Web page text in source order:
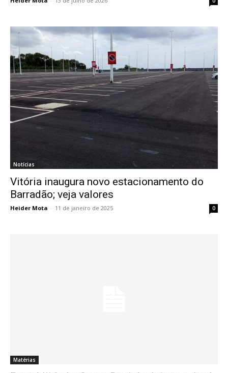
Notícias
Vitória inaugura novo estacionamento do
Barradão; veja valores
Heider Mota - 11 de janeiro de 2025 0
Matérias